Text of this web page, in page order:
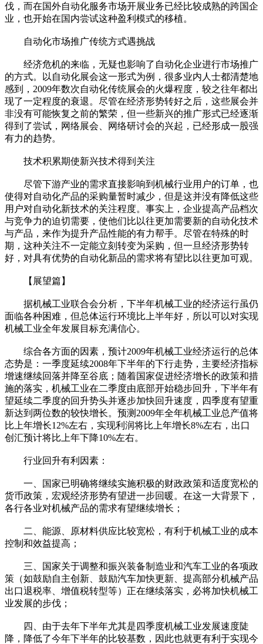
伐，而在国外自动化服务市场开展业务已经比较成熟的跨国企
业，也开始在国内尝试这种盈利模式的移植。
自动化市场推广传统方式遇挑战
经济危机的来临，无疑也影响了自动化企业进行市场推广
的方式。以自动化展会这一形式为例，很多业内人士都清楚地
感到，2009年数次自动化传统展会的火爆程度，较之往年都出
现了一定程度的衰退。尽管在经济形势转好之后，这些展会并
非没有可能恢复之前的繁荣，但一些新兴的推广形式已经逐渐
得到了尝试，网络展会、网络研讨会的兴起，已经形成一股强
有力的趋势。
技术积累期使新兴技术得到关注
尽管下游产业的需求直接影响到机械行业用户的订单，也
使得对自动化产品的采购量暂时减少，但是这并没有降低这些
用户对自动化新技术的关注程度。事实上，企业提高产品档次
与竞争力的迫切需要，使他们比以往更加需要新的自动化技术
与产品，来作为提升产品性能的有力帮手。尽管在特殊的时
期，这种关注不一定能立刻转变为采购，但一旦经济形势转
好，对具有优势的自动化新品的需求将有望比以往更加可观。
【展望篇】
据机械工业联合会分析，下半年机械工业的经济运行虽仍
面临各种困难，但总体运行环境比上半年好，所以可以对实现
机械工业全年发展目标充满信心。
综合各方面的因素，预计2009年机械工业经济运行的总体
态势是：一季度延续2008年下半年的下行走势，主要经济指标
增速继续回落并降至谷底；随着国家促进经济增长的政策和措
施的落实，机械工业在二季度由底部开始稳步回升，下半年有
望延续二季度的回升势头并逐步加快回升速度，四季度有望重
新达到两位数的较快增长。预测2009年全年机械工业总产值将
比上年增长12%左右，实现利润将比上年增长8%左右，出口
创汇预计将比上年下降10%左右。
行业回升有利因素：
一、国家已明确将继续实施积极的财政政策和适度宽松的
货币政策，宏观经济形势有望进一步回暖。在这一大背景下，
各行各业对机械产品的需求有望继续增长；
二、能源、原材料供应比较宽松，有利于机械工业的成本
控制和效益提高；
三、国家关于调整和振兴装备制造业和汽车工业的各项政
策（如鼓励自主创新、鼓励汽车加快更新、提高部分机械产品
出口退税率、增值税转型等）正在继续落实，必将加快机械工
业发展的步伐；
四、由于去年下半年尤其是四季度机械工业发展速度陡
降，降低了今年下半年的比较基数，因此也就更有利于实现今